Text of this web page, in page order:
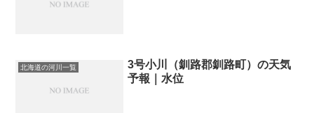
北海道の河川一覧
3号小川（釧路郡釧路町）の天気
予報｜水位